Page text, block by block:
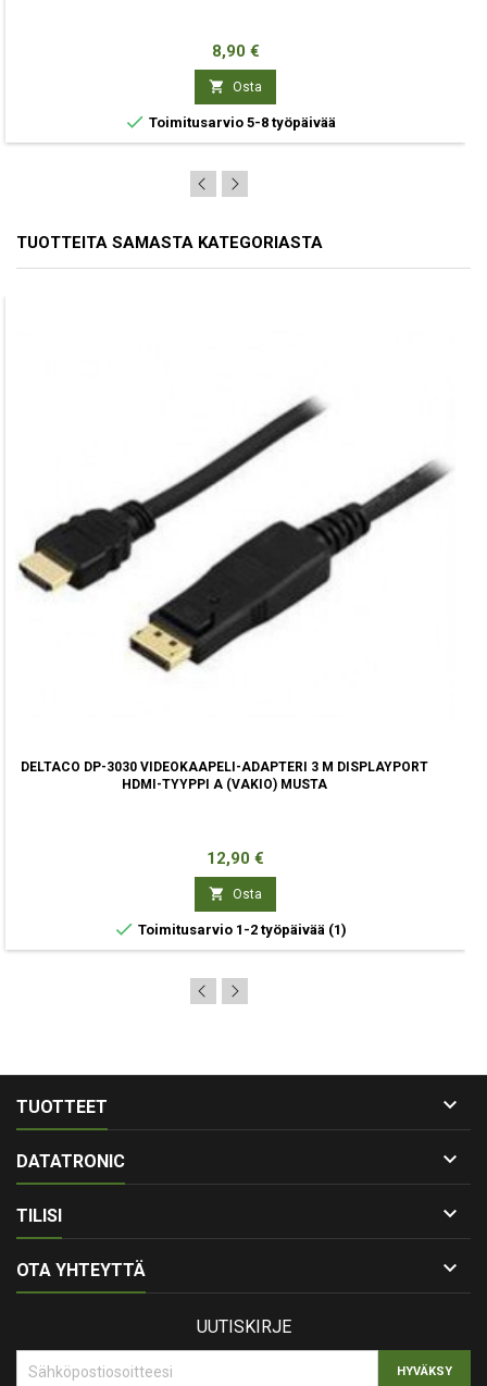
Hinta
8,90 €
 Osta
 Toimitusarvio 5-8 työpäivää
TUOTTEITA SAMASTA KATEGORIASTA
DELTACO DP-3030 VIDEOKAAPELI-ADAPTERI 3 M DISPLAYPORT
HDMI-TYYPPI A (VAKIO) MUSTA
Hinta
12,90 €
 Osta
 Toimitusarvio 1-2 työpäivää (1)
TUOTTEET 
DATATRONIC 
TILISI 
OTA YHTEYTTÄ 
UUTISKIRJE